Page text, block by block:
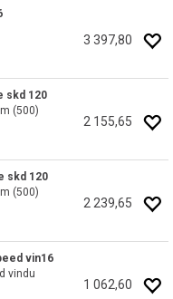
3 397,80
skd 120
(500)
2 155,65
skd 120
(500)
2 239,65
vin16
vindu
1 062,60